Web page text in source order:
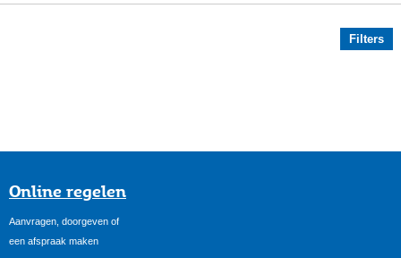
Filters
Online regelen
Aanvragen, doorgeven of
een afspraak maken